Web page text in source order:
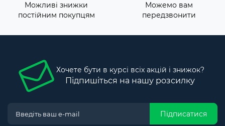
Можливі знижки
постійним покупцям
Можемо вам
передзвонити
Хочете бути в курсі всіх акцій і знижок?
Підпишіться на нашу розсилку
Підписатися